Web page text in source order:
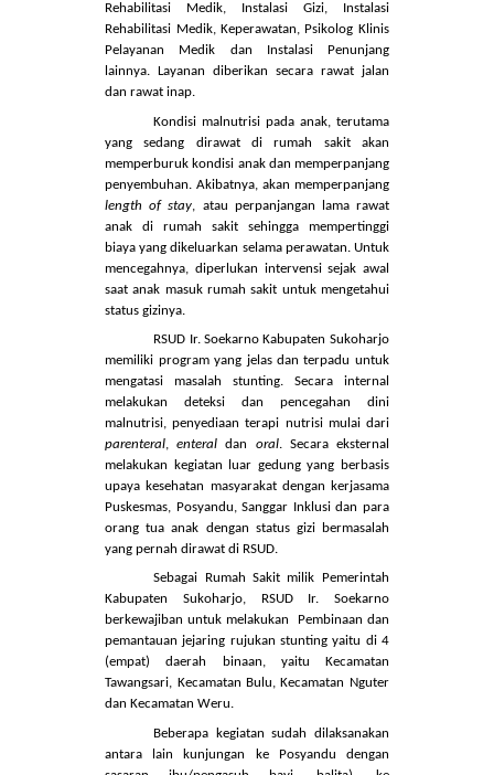
melakukan upaya penanganan stunting secara
terpadu yang dilakukan oleh Para Dokter
Spesialis Kesehatan Anak, Dokter Spesialis
Rehabilitasi Medik, Instalasi Gizi, Instalasi
Rehabilitasi Medik, Keperawatan, Psikolog Klinis
Pelayanan Medik dan Instalasi Penunjang
lainnya. Layanan diberikan secara rawat jalan
dan rawat inap.
Kondisi malnutrisi pada anak, terutama
yang sedang dirawat di rumah sakit akan
memperburuk kondisi anak dan memperpanjang
penyembuhan. Akibatnya, akan memperpanjang
length of stay, atau perpanjangan lama rawat
anak di rumah sakit sehingga mempertinggi
biaya yang dikeluarkan selama perawatan. Untuk
mencegahnya, diperlukan intervensi sejak awal
saat anak masuk rumah sakit untuk mengetahui
status gizinya.
RSUD Ir. Soekarno Kabupaten Sukoharjo
memiliki program yang jelas dan terpadu untuk
mengatasi masalah stunting. Secara internal
melakukan deteksi dan pencegahan dini
malnutrisi, penyediaan terapi nutrisi mulai dari
parenteral ,enteraldanoral
melakukan kegiatan luar gedung yang berbasis
upaya kesehatan masyarakat dengan kerjasama
Puskesmas, Posyandu, Sanggar Inklusi dan para
orang tua anak dengan status gizi bermasalah
yang pernah dirawat di RSUD.
Sebagai Rumah Sakit milik Pemerintah
berkewajiban untuk melakukan Pembinaan dan
pemantauan jejaring rujukan stunting yaitu di 4